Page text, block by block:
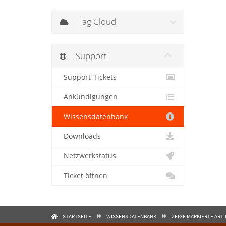
Tag Cloud
Support
Support-Tickets
Ankündigungen
Wissensdatenbank
Downloads
Netzwerkstatus
Ticket öffnen
STARTSEITE WISSENSDATENBANK ZEIGE MARKIERTE